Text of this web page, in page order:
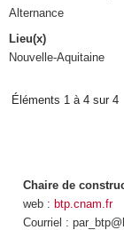
Alternance
Lieu(x)
Nouvelle-Aquitaine
Éléments 1 à 4 sur 4
Chaire de
web : btp.cnam.fr
Courriel :